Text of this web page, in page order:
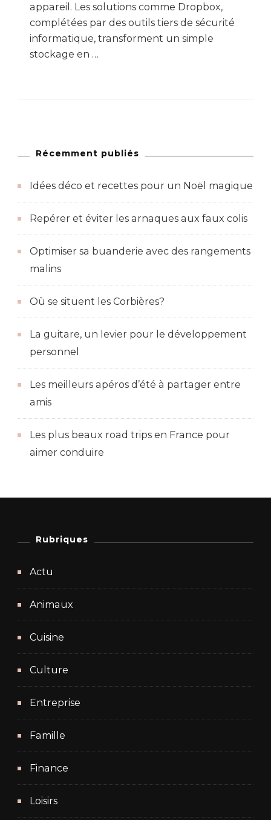
appareil. Les solutions comme Dropbox,
complétées par des outils tiers de sécurité
informatique, transforment un simple
stockage en …
Récemment publiés
Idées déco et recettes pour un Noël magique
Repérer et éviter les arnaques aux faux colis
Optimiser sa buanderie avec des rangements
malins
Où se situent les Corbières?
La guitare, un levier pour le développement
personnel
Les meilleurs apéros d’été à partager entre
amis
Les plus beaux road trips en France pour
aimer conduire
Rubriques
Actu
Animaux
Cuisine
Culture
Entreprise
Famille
Finance
Loisirs